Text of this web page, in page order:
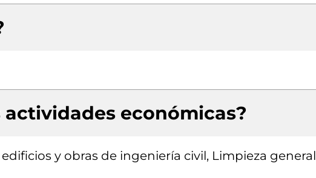
actividades económicas?
y obras de ingeniería civil, Limpieza general